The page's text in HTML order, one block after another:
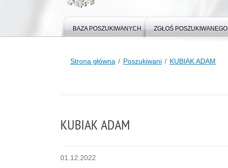
BAZA POSZUKIWANYCH ZGŁOŚ POSZUKIWANEGO
Strona główna Poszukiwani KUBIAK ADAM
KUBIAK ADAM
01.12.2022